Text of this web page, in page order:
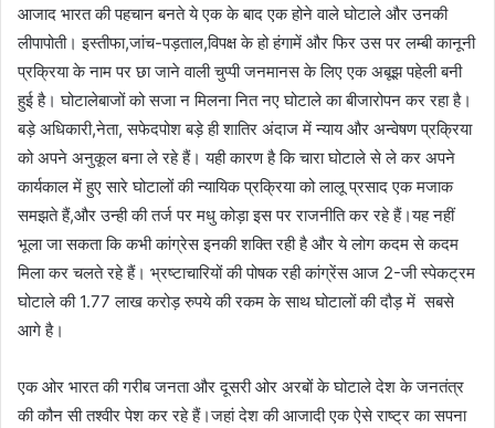
आजाद भारत की पहचान बनते ये एक के बाद एक होने वाले घोटाले और उनकी
लीपापोती। इस्तीफा,जांच-पड़ताल,विपक्ष के हो हंगामें और फिर उस पर लम्बी कानूनी
प्रक्रिया के नाम पर छा जाने वाली चुप्पी जनमानस के लिए एक अबूझ पहेली बनी
हुई है। घोटालेबाजों को सजा न मिलना नित नए घोटाले का बीजारोपन कर रहा है।
बड़े अधिकारी,नेता, सफेदपोश बड़े ही शातिर अंदाज में न्याय और अन्वेषण प्रक्रिया
को अपने अनुकूल बना ले रहे हैं। यही कारण है कि चारा घोटाले से ले कर अपने
कार्यकाल में हुए सारे घोटालों की न्यायिक प्रक्रिया को लालू प्रसाद एक मजाक
समझते हैं,और उन्ही की तर्ज पर मधु कोड़ा इस पर राजनीति कर रहे हैं।यह नहीं
भूला जा सकता कि कभी कांग्रेस इनकी शक्ति रही है और ये लोग कदम से कदम
मिला कर चलते रहे हैं। भ्रष्टाचारियों की पोषक रही कांग्रेंस आज 2-जी स्पेकट्रम
घोटाले की 1.77 लाख करोड़ रुपये की रकम के साथ घोटालों की दौड़ में सबसे
आगे है।
एक ओर भारत की गरीब जनता और दूसरी ओर अरबों के घोटाले देश के जनतंत्र
की कौन सी तश्वीर पेश कर रहे हैं।जहां देश की आजादी एक ऐसे राष्ट्र का सपना